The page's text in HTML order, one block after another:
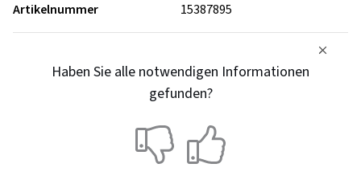
Artikelnummer
15387895
Haben Sie alle notwendigen Informationen
gefunden?